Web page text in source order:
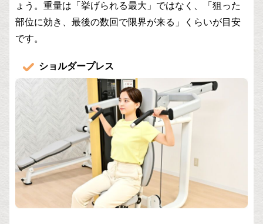
ょう。重量は「挙げられる最大」ではなく、「狙った
部位に効き、最後の数回で限界が来る」くらいが目安
です。
ショルダープレス